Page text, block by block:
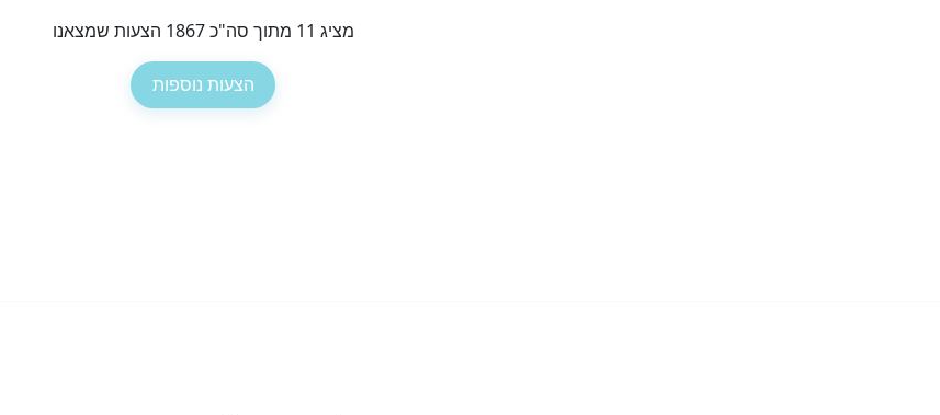
מציג 11 מתוך סה"כ 1867 הצעות שמצאנו
הצעות נוספות